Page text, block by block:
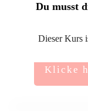
Du musst
Dieser Kurs
Klicke